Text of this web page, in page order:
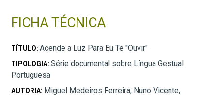
FICHA TÉCNICA
TÍTULO: Acende a Luz Para Eu Te "Ouvir"
TIPOLOGIA: Série documental sobre Língua Gestual
Portuguesa
AUTORIA: Miguel Medeiros Ferreira, Nuno Vicente,